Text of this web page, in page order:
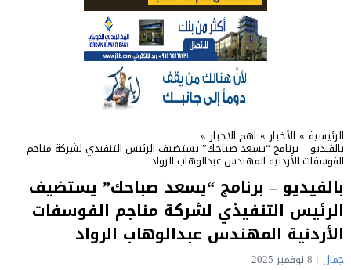
الرئيسية » الأخبار » اهم الاخبار »
بالفيديو – برنامج “يسعد صباحك” يستضيف الرئيس التنفيذي لشركة مناجم
الفوسفات الأردنية المهندس عبدالوهاب الرواد
بالفيديو – برنامج “يسعد صباحك” يستضيف
الرئيس التنفيذي لشركة مناجم الفوسفات
الأردنية المهندس عبدالوهاب الرواد
جمال 8 نوفمبر 2025